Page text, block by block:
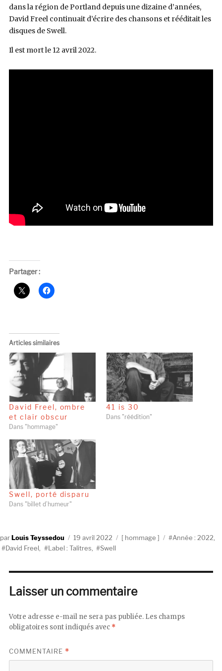
dans la région de Portland depuis une dizaine d’années,
David Freel continuait d’écrire des chansons et rééditait les
disques de Swell.
Il est mort le 12 avril 2022.
Partager :
Articles similaires
David Freel, ombre
et clair obscur
Dans "hommage"
41 is 30
Dans "réédition"
Swell, porté disparu
Dans "billet d’humeur"
AuteurLouis Teyssedou
Publié
le
19 avril 2022 Catégories
hommage Étiquettes
Année : 2022,
David Freel, Label : Talitres, Swell
Laisser un commentaire
Votre adresse e-mail ne sera pas publiée. Les champs
obligatoires sont indiqués avec *
COMMENTAIRE *